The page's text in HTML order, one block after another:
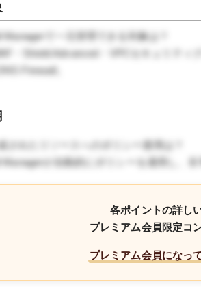
Managerで一元管理できる対象は？
・Shield Advanced・VPCセキュリティ
Firewall。
されたリソースへのポリシー適用は？
Managerが自動的にポリシーを適用し、
各ポイントの詳し
プレミアム会員限定コ
プレミアム会員になっ